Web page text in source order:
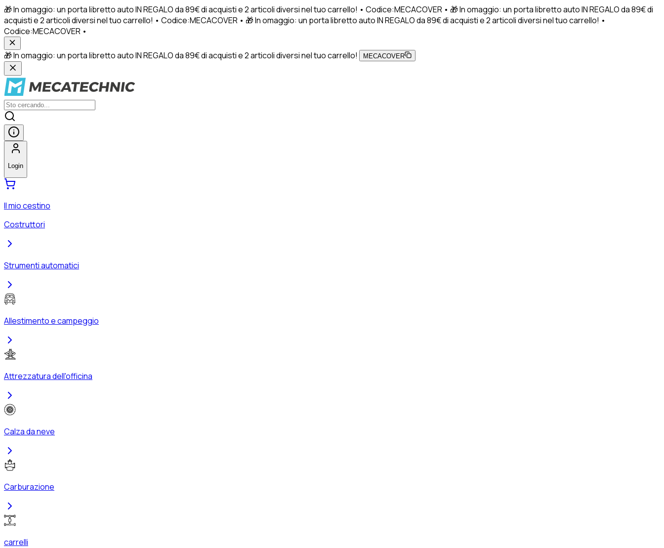
🎁 In omaggio: un porta libretto auto IN REGALO da 89€ di acquisti e 2 articoli diversi nel tuo carrello! • Codice:MECACOVER • 🎁 In omaggio: un porta libretto auto IN REGALO da 89€ di
acquisti e 2 articoli diversi nel tuo carrello! • Codice:MECACOVER • 🎁 In omaggio: un porta libretto auto IN REGALO da 89€ di acquisti e 2 articoli diversi nel tuo carrello! •
Codice:MECACOVER •
🎁 In omaggio: un porta libretto auto IN REGALO da 89€ di acquisti e 2 articoli diversi nel tuo carrello! MECACOVER
Login
Il mio cestino
Costruttori
Strumenti automatici
Allestimento e campeggio
Attrezzatura dell'officina
Calza da neve
Carburazione
carrelli